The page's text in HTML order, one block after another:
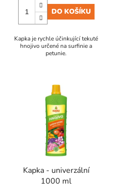
DO KOŠÍKU
Kapka je rychle účinkující tekuté
hnojivo určené na surfinie a
petunie.
Kapka - univerzální
1000 ml